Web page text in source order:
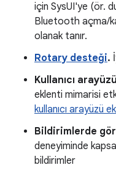
için SysUI'ye (ör.
Bluetooth açma/
olanak tanır.
Rotary desteği.
Kullanıcı
eklenti mimarisi
kullanıcı arayüzü
Bildirimlerde
deneyiminde
bildirimler